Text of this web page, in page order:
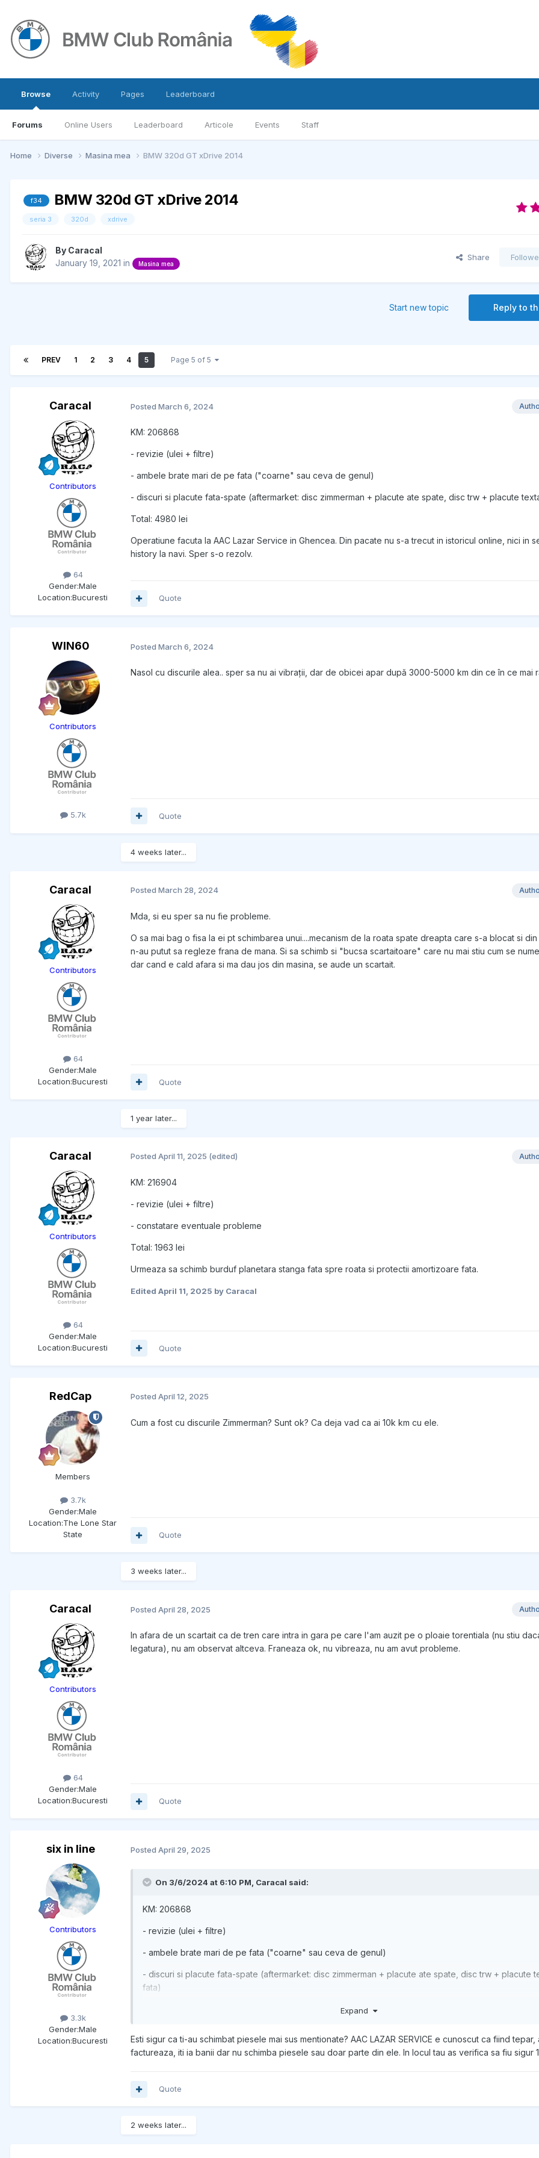
Browse
Forums Online Users Leaderboard Articole Events Staff
Activity Pages Leaderboard
Home Diverse Masina mea BMW 320d GT xDrive 2014
f34 BMW 320d GT xDrive 2014
seria 3 320d xdrive
By Caracal
January 19, 2021 in Masina mea
Share
Reply to
Start new topic
PREV 1 2 3 4 5 Page 5 of 5
Caracal
Contributors
64
Gender:Male
Location:Bucuresti
Posted March 6, 2024
KM: 206868
- revizie (ulei + filtre)
- ambele brate mari de pe fata ("coarne" sau ceva de genul)
- discuri si placute fata-spate (aftermarket: disc zimmerman + placute ate spate, disc trw + placute
Total: 4980 lei
Operatiune facuta la AAC Lazar Service in Ghencea. Din pacate nu s-a trecut in istoricul online, nici in
history la navi. Sper s-o rezolv.
Quote
WIN60
Contributors
5.7k
Posted March 6, 2024
Nasol cu discurile alea.. sper sa nu ai vibrații, dar de obicei apar după 3000-5000 km din ce în ce mai
Quote
4 weeks later...
Caracal
Contributors
64
Gender:Male
Location:Bucuresti
Posted March 28, 2024
Mda, si eu sper sa nu fie probleme.
O sa mai bag o fisa la ei pt schimbarea unui....mecanism de la roata spate dreapta care s-a blocat si
n-au putut sa regleze frana de mana. Si sa schimb si "bucsa scartaitoare" care nu mai stiu cum se
dar cand e cald afara si ma dau jos din masina, se aude un scartait.
Quote
1 year later...
Caracal
Contributors
64
Gender:Male
Location:Bucuresti
Posted April 11, 2025 (edited)
KM: 216904
- revizie (ulei + filtre)
- constatare eventuale probleme
Total: 1963 lei
Urmeaza sa schimb burduf planetara stanga fata spre roata si protectii amortizoare fata.
Edited April 11, 2025 by Caracal
Quote
RedCap
Members
3.7k
Gender:Male
Location:The Lone Star
State
Posted April 12, 2025
Cum a fost cu discurile Zimmerman? Sunt ok? Ca deja vad ca ai 10k km cu ele.
Quote
3 weeks later...
Caracal
Contributors
64
Gender:Male
Location:Bucuresti
Posted April 28, 2025
In afara de un scartait ca de tren care intra in gara pe care l'am auzit pe o ploaie torentiala (nu stiu
legatura), nu am observat altceva. Franeaza ok, nu vibreaza, nu am avut probleme.
Quote
six in line
Contributors
3.3k
Gender:Male
Location:Bucuresti
Posted April 29, 2025
On 3/6/2024 at 6:10 PM, Caracal said:
KM: 206868
- revizie (ulei + filtre)
- ambele brate mari de pe fata ("coarne" sau ceva de genul)
- discuri si placute fata-spate (aftermarket: disc zimmerman + placute ate spate, disc trw + placute
fata)
history la navi. Sper s-o rezolv.
Expand
Esti sigur ca ti-au schimbat piesele mai sus mentionate? AAC LAZAR SERVICE e cunoscut ca fiind
factureaza, iti ia banii dar nu schimba piesele sau doar parte din ele. In locul tau as verifica sa fiu sigur
Quote
2 weeks later...